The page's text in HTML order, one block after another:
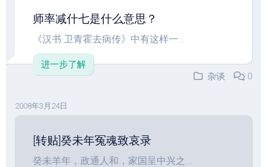
师率减什七是什么意思？
《汉书·卫青霍去病传》中有这样一...
进一步了解
杂谈
0
2008年3月24日
[转贴]癸未年冤魂致哀录
癸未羊年，政通人和，家国呈中兴之...